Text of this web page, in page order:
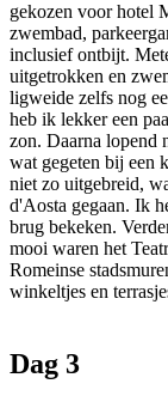
gekozen voor hotel
zwembad,
inclusief ontbijt.
uitgetrokken en
ligweide zelfs nog
heb ik lekker een
zon. Daarna lopend
wat gegeten bij een
niet zo uitgebreid,
d'Aosta gegaan. Ik
brug bekeken.
mooi waren het
Romeinse
winkeltjes en
Dag 3